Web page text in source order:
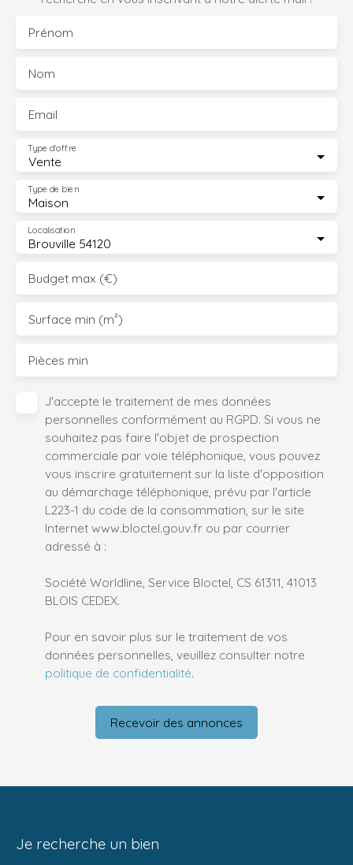
Prénom
Nom
Email
Vente
Type d'offre
Maison
Type de bien
Brouville 54120
Localisation
Budget max (€)
Surface min (m²)
Pièces min
J'accepte le traitement de mes données
personnelles conformément au RGPD. Si vous ne
souhaitez pas faire l'objet de prospection
commerciale par voie téléphonique, vous pouvez
vous inscrire gratuitement sur la liste d'opposition
au démarchage téléphonique, prévu par l'article
L223-1 du code de la consommation, sur le site
Internet www.bloctel.gouv.fr ou par courrier
adressé à :
Société Worldline, Service Bloctel, CS 61311, 41013
BLOIS CEDEX.
Pour en savoir plus sur le traitement de vos
données personnelles, veuillez consulter notre
politique de confidentialité.
Recevoir des annonces
Je recherche un bien